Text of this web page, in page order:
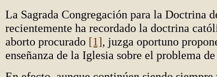
La Sagrada Congregación para la Doctrina
recientemente ha recordado la doctrina
aborto procurado [1], juzga oportuno
enseñanza de la Iglesia sobre el problema